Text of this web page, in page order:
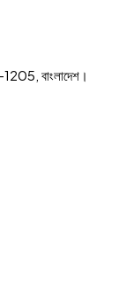
1205, বাংলাদেশ।